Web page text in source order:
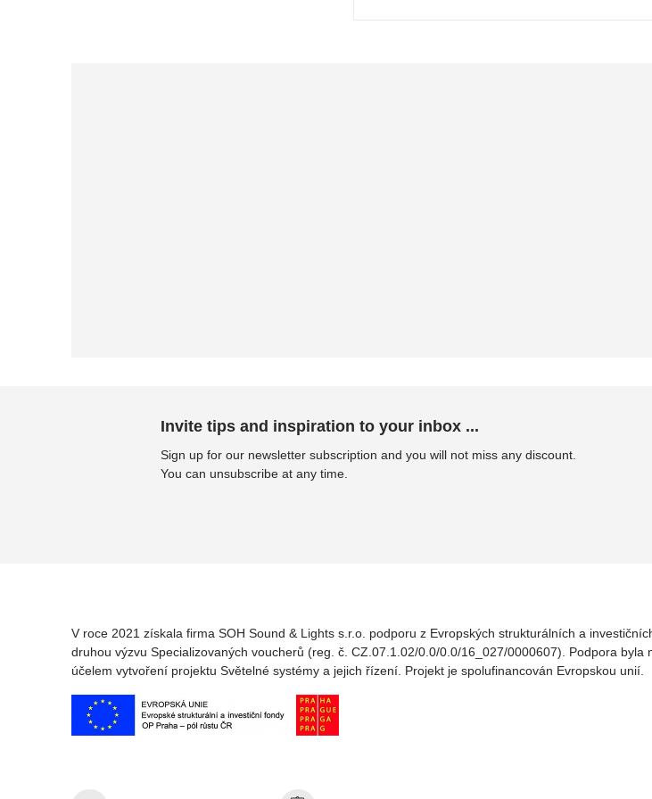
Invite tips and inspiration to your inbox ...
Sign up for our newsletter subscription and you will not miss any discount.
You can unsubscribe at any time.
V roce 2021 získala firma SOH Sound & Lights s.r.o. podporu z Evropských strukturálních a
druhou výzvu Specializovaných voucherů (reg. č. CZ.07.1.02/0.0/0.0/16_027/0000607). Podpora
účelem vytvoření projektu Světelné systémy a jejich řízení. Projekt je spolufinancován Evropskou unií.